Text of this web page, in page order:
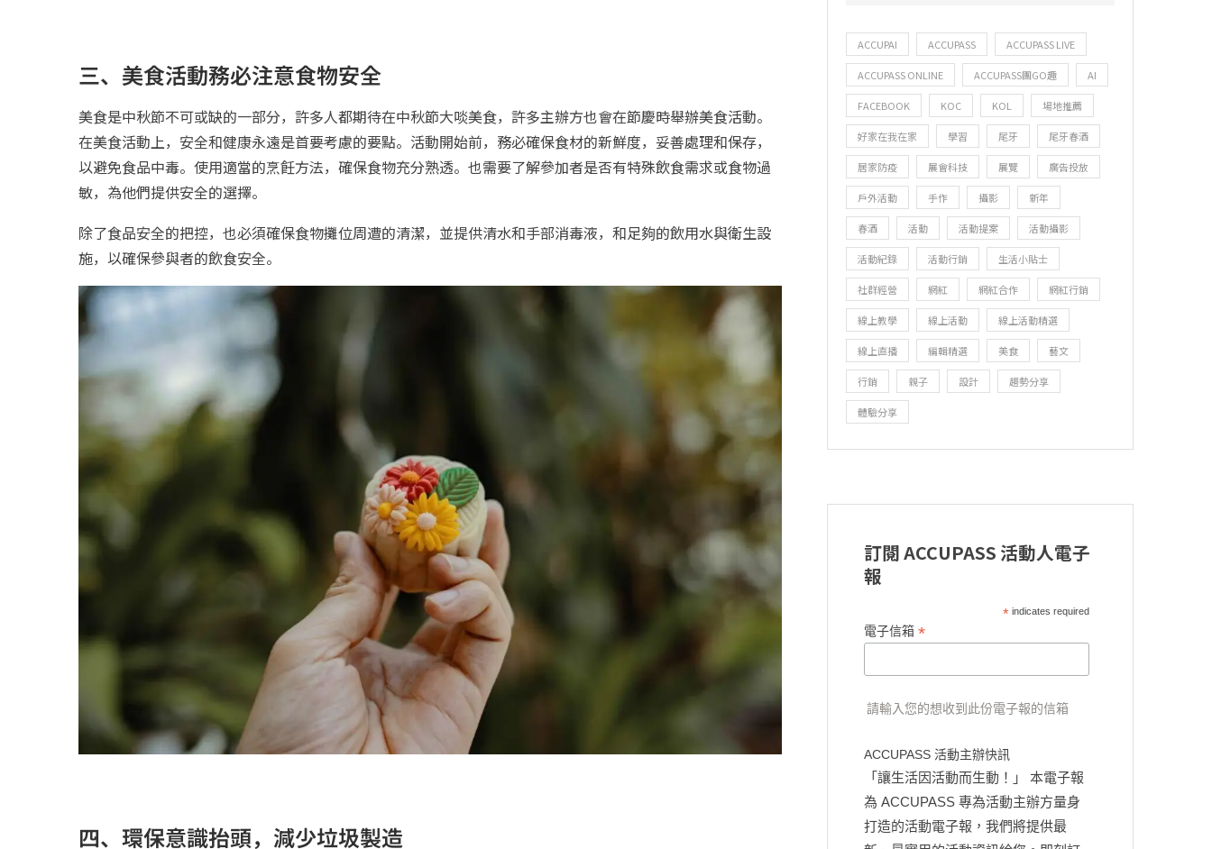
三、美食活動務必注意食物安全
美食是中秋節不可或缺的一部分，許多人都期待在中秋節大啖美食，許多主辦方也會在節慶時舉辦美食活動。
在美食活動上，安全和健康永遠是首要考慮的要點。活動開始前，務必確保食材的新鮮度，妥善處理和保存，
以避免食品中毒。使用適當的烹飪方法，確保食物充分熟透。也需要了解參加者是否有特殊飲食需求或食物過
敏，為他們提供安全的選擇。
除了食品安全的把控，也必須確保食物攤位周遭的清潔，並提供清水和手部消毒液，和足夠的飲用水與衛生設
施，以確保參與者的飲食安全。
四、環保意識抬頭，減少垃圾製造
ACCUPAI ACCUPASS ACCUPASS LIVE
ACCUPASS ONLINE ACCUPASS團GO趣 AI
FACEBOOK KOC KOL 場地推薦
好家在我在家 學習 尾牙 尾牙春酒
居家防疫 展會科技 展覽 廣告投放
戶外活動 手作 攝影 新年
春酒 活動 活動提案 活動攝影
活動紀錄 活動行銷 生活小貼士
社群經營 網紅 網紅合作 網紅行銷
線上教學 線上活動 線上活動精選
線上直播 編輯精選 美食 藝文
行銷 親子 設計 趨勢分享
體驗分享
訂閱 ACCUPASS 活動人電子
報
*indicates required
電子信箱 *
請輸入您的想收到此份電子報的信箱
ACCUPASS 活動主辦快訊
「讓生活因活動而生動！」 本電子報
為 ACCUPASS 專為活動主辦方量身
打造的活動電子報，我們將提供最